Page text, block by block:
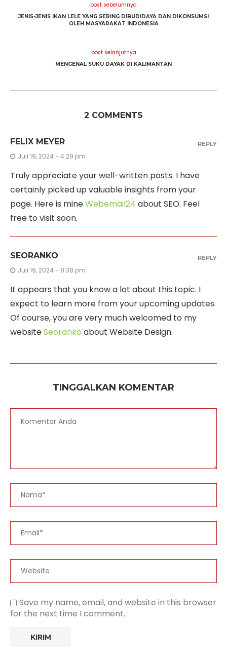
post sebelumnya
JENIS-JENIS IKAN LELE YANG SERING DIBUDIDAYA DAN DIKONSUMSI
OLEH MASYARAKAT INDONESIA
post selanjutnya
MENGENAL SUKU DAYAK DI KALIMANTAN
2 COMMENTS
FELIX MEYER
Juli 19, 2024 - 4:29 pm
Truly appreciate your well-written posts. I have
certainly picked up valuable insights from your
page. Here is mineWebemail24 about SEO. Feel
free to visit soon.
REPLY
SEORANKO
Juli 19, 2024 - 8:38 pm
It appears that you know a lot about this topic. I
expect to learn more from your upcoming updates.
Of course, you are very much welcomed to my
websiteSeoranko about Website Design.
REPLY
TINGGALKAN KOMENTAR
Save my name, email, and website in this browser
for the next time I comment.